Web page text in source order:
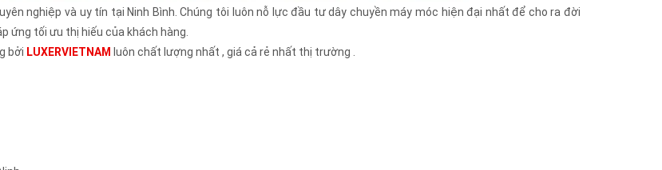
nghiệp và uy tín tại Ninh Bình. Chúng tôi luôn nỗ lực đầu tư dây chuyền máy móc hiện đại nhất để cho ra đời
ứng tối ưu thị hiếu của khách hàng.
bởi LUXERVIETNAM luôn chất lượng nhất , giá cả rẻ nhất thị trường .